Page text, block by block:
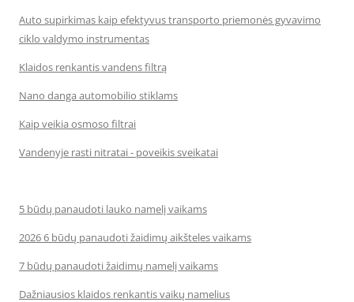
Auto supirkimas kaip efektyvus transporto priemonės gyvavimo
ciklo valdymo instrumentas
Klaidos renkantis vandens filtrą
Nano danga automobilio stiklams
Kaip veikia osmoso filtrai
Vandenyje rasti nitratai - poveikis sveikatai
5 būdų panaudoti lauko namelį vaikams
2026 6 būdų panaudoti žaidimų aikšteles vaikams
7 būdų panaudoti žaidimų namelį vaikams
Dažniausios klaidos renkantis vaikų namelius